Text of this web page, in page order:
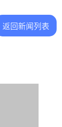
返回新闻列表